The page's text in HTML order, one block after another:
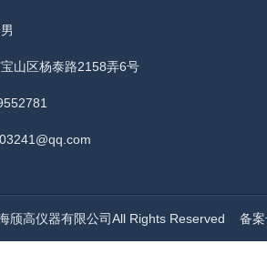
山区杨泰路2158弄6号
颀高仪器有限公司All Rights Reserved 备